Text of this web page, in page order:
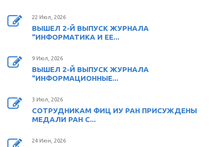
22 Июл, 2026
ВЫШЕЛ 2-Й ВЫПУСК ЖУРНАЛА
"ИНФОРМАТИКА И ЕЕ...
9 Июл, 2026
ВЫШЕЛ 2-Й ВЫПУСК ЖУРНАЛА
"ИНФОРМАЦИОННЫЕ...
3 Июл, 2026
СОТРУДНИКАМ ФИЦ ИУ РАН ПРИСУЖДЕНЫ
МЕДАЛИ РАН С...
24 Июн, 2026